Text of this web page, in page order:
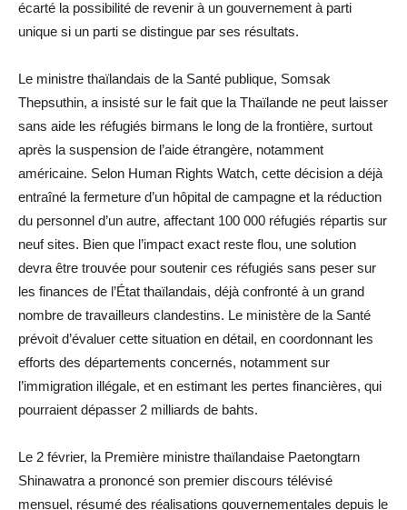
écarté la possibilité de revenir à un gouvernement à parti
unique si un parti se distingue par ses résultats.
Le ministre thaïlandais de la Santé publique, Somsak
Thepsuthin, a insisté sur le fait que la Thaïlande ne peut laisser
sans aide les réfugiés birmans le long de la frontière, surtout
après la suspension de l’aide étrangère, notamment
américaine. Selon Human Rights Watch, cette décision a déjà
entraîné la fermeture d’un hôpital de campagne et la réduction
du personnel d’un autre, affectant 100 000 réfugiés répartis sur
neuf sites. Bien que l’impact exact reste flou, une solution
devra être trouvée pour soutenir ces réfugiés sans peser sur
les finances de l’État thaïlandais, déjà confronté à un grand
nombre de travailleurs clandestins. Le ministère de la Santé
prévoit d’évaluer cette situation en détail, en coordonnant les
efforts des départements concernés, notamment sur
l’immigration illégale, et en estimant les pertes financières, qui
pourraient dépasser 2 milliards de bahts.
Le 2 février, la Première ministre thaïlandaise Paetongtarn
Shinawatra a prononcé son premier discours télévisé
mensuel, résumé des réalisations gouvernementales depuis le